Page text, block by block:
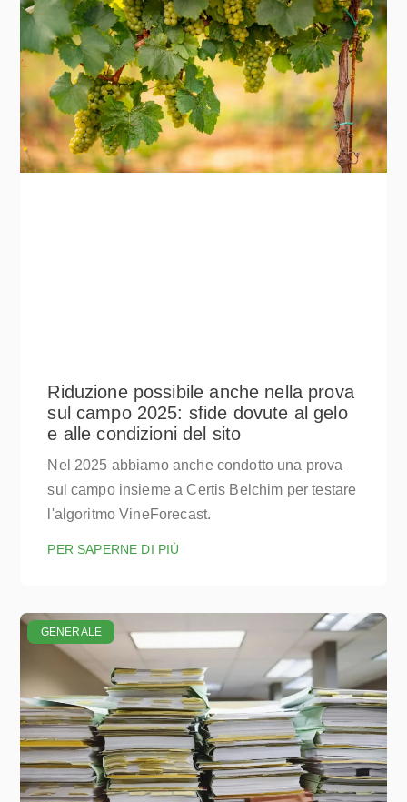
Riduzione possibile anche nella prova
sul campo 2025: sfide dovute al gelo
e alle condizioni del sito
Nel 2025 abbiamo anche condotto una prova
sul campo insieme a Certis Belchim per testare
l'algoritmo VineForecast.
PER SAPERNE DI PIÙ
GENERALE